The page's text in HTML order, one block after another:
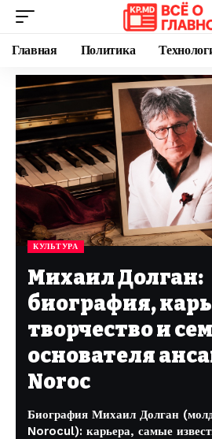
Главная Политика
КУЛЬТУРА
Михаил Долган:
биография,
творчество и
основателя
Noroc
Биография Михаил Долган
Norocul): карьера, самые